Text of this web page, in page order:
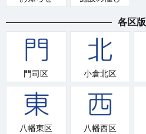
各区版
門司区 小倉北区
八幡東区 八幡西区